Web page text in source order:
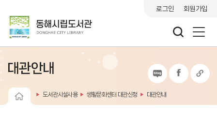
로그인 회원가입
대관안내
도서관시설사용 생활문화센터 대관신청 대관안내